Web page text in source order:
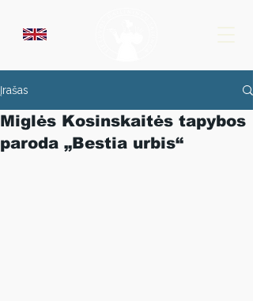
Įrašas
Miglės Kosinskaitės tapybos
paroda „Bestia urbis“